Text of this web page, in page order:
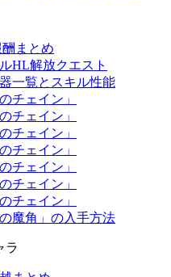
まとめ
HL解放クエスト
一覧とスキル性能
チェイン」
チェイン」
チェイン」
チェイン」
チェイン」
チェイン」
チェイン」
の魔角」の入手方法
ラ